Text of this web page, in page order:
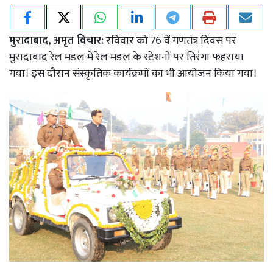
मुरादाबाद, अमृत विचार:रविवार को 76 वें गणतंत्र दिवस पर
मुरादाबाद रेल मंडल में रेल मंडल के स्टेशनों पर तिरंगा फहराया
गया। इस दौरान संस्कृतिक कार्यक्रमों का भी आयोजन किया गया।